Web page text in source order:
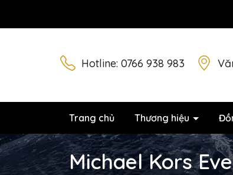
Hotline: 0766 938 983
Trang chủ Thương hiệu
Michael Kors